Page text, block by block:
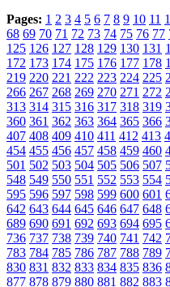
Pages: 1 2 3 4 5 6 7 8 9 10 11
68 69 70 71 72 73 74 75 76 77
125 126 127 128 129 130 131
172 173 174 175 176 177 178
219 220 221 222 223 224 225
266 267 268 269 270 271 272
313 314 315 316 317 318 319
360 361 362 363 364 365 366
407 408 409 410 411 412 413
454 455 456 457 458 459 460
501 502 503 504 505 506 507
548 549 550 551 552 553 554
595 596 597 598 599 600 601
642 643 644 645 646 647 648
689 690 691 692 693 694 695
736 737 738 739 740 741 742
783 784 785 786 787 788 789
830 831 832 833 834 835 836
877 878 879 880 881 882 883